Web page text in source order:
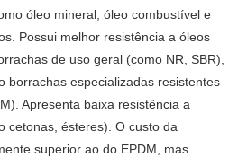
óleo mineral, óleo combustível e
Possui melhor resistência a óleos
de uso geral (como NR, SBR),
borrachas especializadas resistentes
Apresenta baixa resistência a
cetonas, ésteres). O custo da
superior ao do EPDM, mas